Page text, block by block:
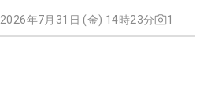
2026年7月31日 (金) 14時23分 1